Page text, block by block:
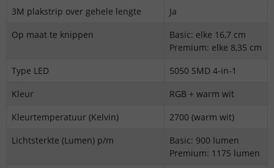
3M plakstrip over gehele lengte
Ja
Op maat te knippen
Basic: elke 16,7 cm
Premium: elke 8,35 cm
Type LED
5050 SMD 4-in-1
Kleur
RGB + warm wit
Kleurtemperatuur (Kelvin)
2700 (warm wit)
Lichtsterkte (Lumen) p/m
Basic: 900 lumen
Premium: 1175 lumen